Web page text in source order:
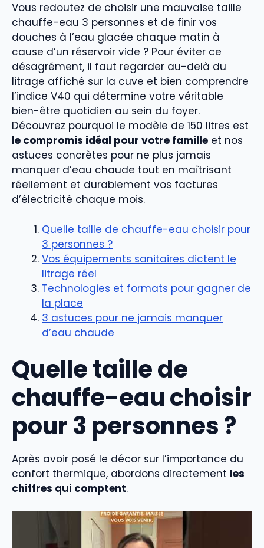
Vous redoutez de choisir une mauvaise taille
chauffe-eau 3 personnes et de finir vos
douches à l’eau glacée chaque matin à
cause d’un réservoir vide ? Pour éviter ce
désagrément, il faut regarder au-delà du
litrage affiché sur la cuve et bien comprendre
l’indice V40 qui détermine votre véritable
bien-être quotidien au sein du foyer.
Découvrez pourquoi le modèle de 150 litres est
le compromis idéal pour votre famille et nos
astuces concrètes pour ne plus jamais
manquer d’eau chaude tout en maîtrisant
réellement et durablement vos factures
d’électricité chaque mois.
Quelle taille de chauffe-eau choisir pour
3 personnes ?
Vos équipements sanitaires dictent le
litrage réel
Technologies et formats pour gagner de
la place
3 astuces pour ne jamais manquer
d’eau chaude
Quelle taille de
chauffe-eau choisir
pour 3 personnes ?
Après avoir posé le décor sur l’importance du
confort thermique, abordons directement les
chiffres qui comptent.